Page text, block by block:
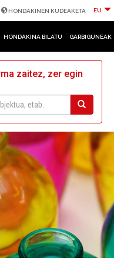
HONDAKINEN KUDEAKETA EU
HONDAKINA BILATU GARBIGUNEAK
zaitez, zer egin